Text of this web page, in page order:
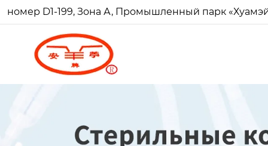
номер D1-199, Зона А, Промышленный парк